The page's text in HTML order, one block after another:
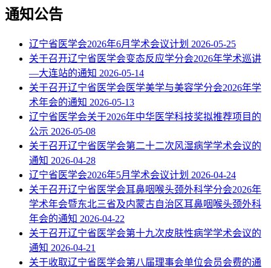
通知公告
辽宁省医学会2026年6月学术会议计划 2026-05-25
关于召开辽宁省医学会变态反应学分会2026年学术巡讲
—大连站的通知 2026-05-14
关于召开辽宁省医学会医学美学与美容学分会2026年学
术年会的通知 2026-05-13
辽宁省医学会关于2026年中华医学科技奖拟推荐项目的
公示 2026-05-08
关于召开辽宁省医学会第二十二次风湿病学学术会议的
通知 2026-04-28
辽宁省医学会2026年5月学术会议计划 2026-04-24
关于召开辽宁省医学会耳鼻咽喉头颈外科学分会2026年
学术年会暨东北三省及内蒙古自治区耳鼻咽喉头颈外科
年会的通知 2026-04-22
关于召开辽宁省医学会第十九次皮肤性病学学术会议的
通知 2026-04-21
关于收取辽宁省医学会第八届理事会单位会员会费的通